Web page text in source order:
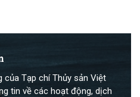
của Tạp chí Thủy sản Việt
tin về các hoạt động, dịch